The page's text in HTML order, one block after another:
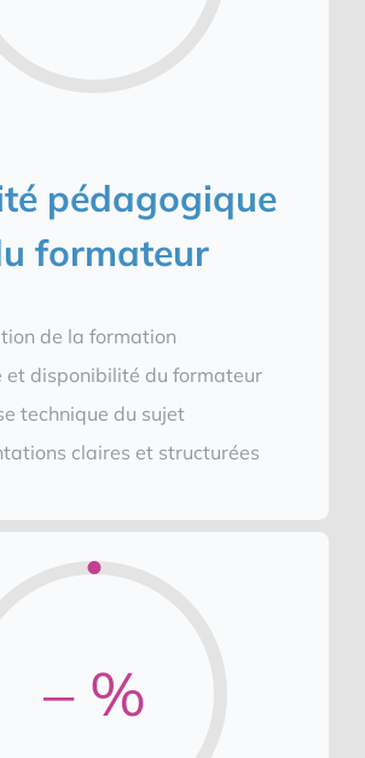
pédagogique
formateur
de la formation
et disponibilité du formateur
technique du sujet
claires et structurées
– %